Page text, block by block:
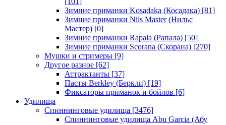
Зимние приманки Kosadaka (Косадака) [81]
Зимние приманки Nils Master (Нильс
Мастер) [0]
Зимние приманки Rapala (Рапала) [50]
Зимние приманки Scorana (Скорана) [270]
Мушки и стримеры [9]
Другое разное [62]
Аттрактанты [37]
Пасты Berkley (Беркли) [19]
Фиксаторы приманок и бойлов [6]
Удилища
Спиннинговые удилища [3476]
Спиннинговые удилища Abu Garcia (Абу